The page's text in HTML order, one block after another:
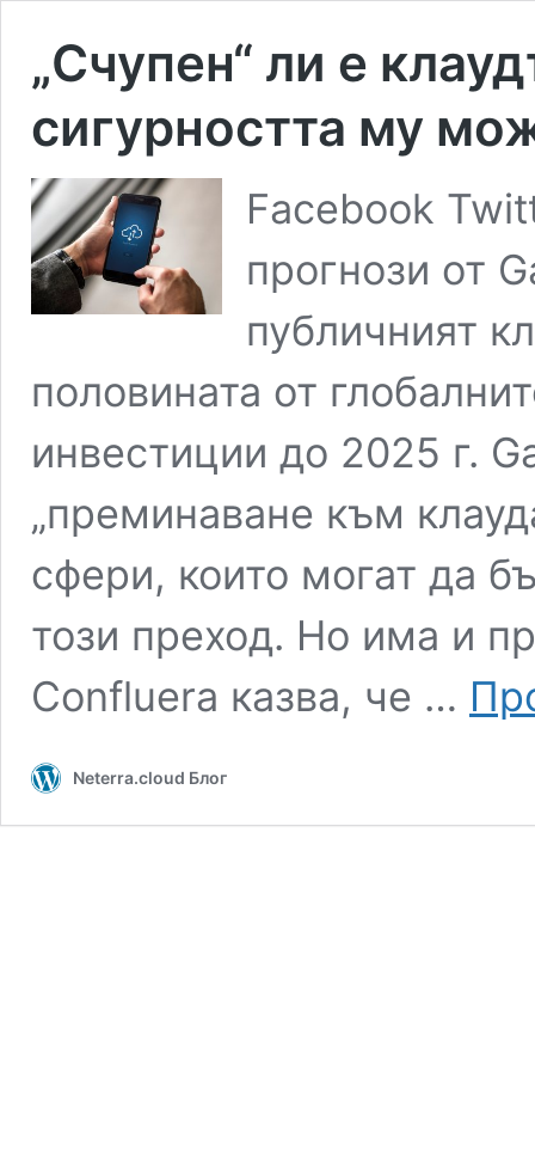
„Счупен“ ли е
сигурността му
Facebook
прогнози от
публичният
половината от
инвестиции до 2025 г.
„преминаване към
сфери, които могат да
този преход. Но има и
Confluera казва, че …
Neterra.cloud Блог